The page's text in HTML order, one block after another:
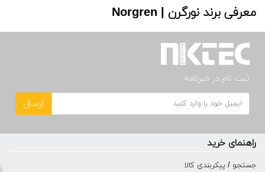
معرفی برند نورگرن | Norgren
ثبت نام در خبرنامه
ارسال
راهنمای خرید
جستجو / پیکربندی کالا